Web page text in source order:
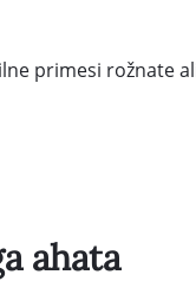
primesi rožnate
ahata